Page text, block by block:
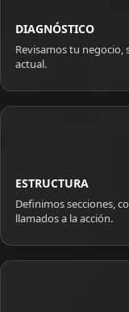
DIAGNÓSTICO
Revisamos tu
actual.
ESTRUCTURA
Definimos secciones,
llamados a la acción.